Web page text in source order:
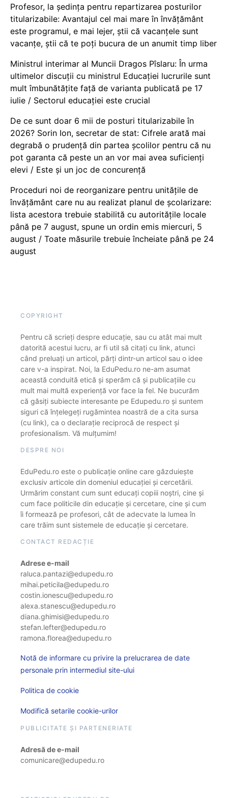
Profesor, la ședința pentru repartizarea posturilor
titularizabile: Avantajul cel mai mare în învățământ
este programul, e mai lejer, știi că vacanțele sunt
vacanţe, știi că te poți bucura de un anumit timp liber
Ministrul interimar al Muncii Dragos Pîslaru: În urma
ultimelor discuții cu ministrul Educației lucrurile sunt
mult îmbunătățite față de varianta publicată pe 17
iulie / Sectorul educației este crucial
De ce sunt doar 6 mii de posturi titularizabile în
2026? Sorin Ion, secretar de stat: Cifrele arată mai
degrabă o prudență din partea școlilor pentru că nu
pot garanta că peste un an vor mai avea suficienți
elevi / Este și un joc de concurență
Proceduri noi de reorganizare pentru unitățile de
învățământ care nu au realizat planul de școlarizare:
lista acestora trebuie stabilită cu autoritățile locale
până pe 7 august, spune un ordin emis miercuri, 5
august / Toate măsurile trebuie încheiate până pe 24
august
COPYRIGHT
Pentru că scrieți despre educație, sau cu atât mai mult
datorită acestui lucru, ar fi util să citați cu link, atunci
când preluați un articol, părți dintr-un articol sau o idee
care v-a inspirat. Noi, la EduPedu.ro ne-am asumat
această conduită etică și sperăm că și publicațiile cu
mult mai multă experiență vor face la fel. Ne bucurăm
că găsiți subiecte interesante pe Edupedu.ro și suntem
siguri că înțelegeți rugămintea noastră de a cita sursa
(cu link), ca o declarație reciprocă de respect și
profesionalism. Vă mulțumim!
DESPRE NOI
EduPedu.ro este o publicație online care găzduiește
exclusiv articole din domeniul educației și cercetării.
Urmărim constant cum sunt educați copiii noștri, cine și
cum face politicile din educație și cercetare, cine și cum
îi formează pe profesori, cât de adecvate la lumea în
care trăim sunt sistemele de educație și cercetare.
CONTACT REDACȚIE
Adrese e-mail
raluca.pantazi@edupedu.ro
mihai.peticila@edupedu.ro
costin.ionescu@edupedu.ro
alexa.stanescu@edupedu.ro
diana.ghimisi@edupedu.ro
stefan.lefter@edupedu.ro
ramona.florea@edupedu.ro
Notă de informare cu privire la prelucrarea de date
personale prin intermediul site-ului
Politica de cookie
Modifică setarile cookie-urilor
PUBLICITATE ȘI PARTENERIATE
Adresă de e-mail
comunicare@edupedu.ro